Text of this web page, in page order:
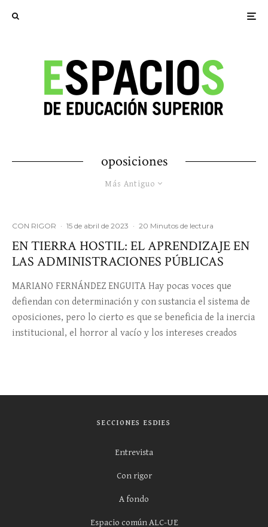
oposiciones
Más Antiguo
CON RIGOR · 15 de abril de 2023 · 20 Minutos de lectura
EN TIERRA HOSTIL: EL APRENDIZAJE EN
LAS ADMINISTRACIONES PÚBLICAS
MARIANO FERNÁNDEZ ENGUITA Hay pocas voces que
defiendan con determinación y con sustancia el sistema de
oposiciones, pero lo cierto es que se beneficia de la inercia
institucional, el horror al vacío y los intereses creados
SECCIONES ESDIES
Entrevista
Con rigor
A fondo
Espacio común ALC-UE